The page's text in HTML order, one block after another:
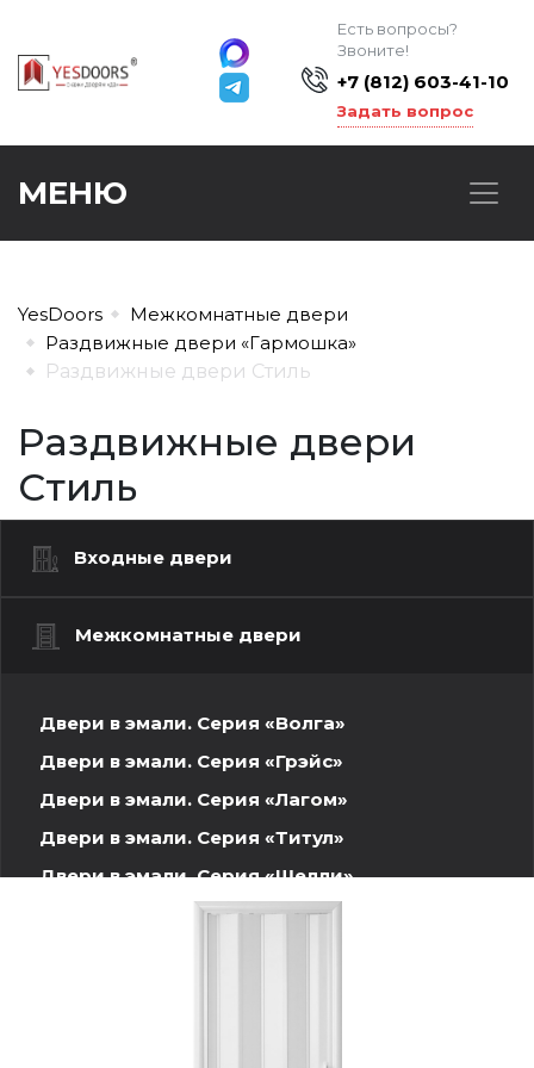
Есть вопросы?
Звоните!
+7 (812) 603-41-10
Задать вопрос
МЕНЮ
YesDoors
Межкомнатные двери
Раздвижные двери «Гармошка»
Раздвижные двери Стиль
Раздвижные двери
Стиль
Входные двери
Межкомнатные двери
Двери в эмали. Серия «Волга»
Двери в эмали. Серия «Грэйс»
Двери в эмали. Серия «Лагом»
Двери в эмали. Серия «Титул»
Двери в эмали. Серия «Шелли»
Шпонированные двери. Волжская серия